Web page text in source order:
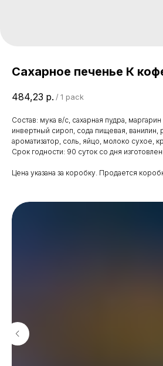
Сахарное печенье К
484,23 р. / 1 pack
Состав: мука в/с, сахарная пудра,
инвертный сироп, сода пищевая, ванилин,
ароматизатор, соль, яйцо, молоко сухое,
Срок годности: 90 суток со дня
Цена указана за коробку. Продается